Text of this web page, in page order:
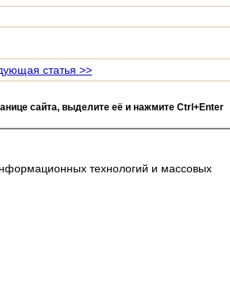
статья >>
сайта, выделите её и нажмите Ctrl+Enter
технологий и массовых